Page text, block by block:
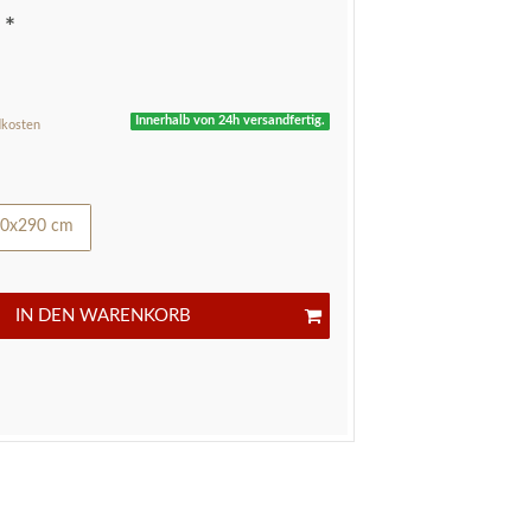
*
Innerhalb von 24h versandfertig.
cm
IN DEN WARENKORB